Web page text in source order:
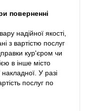
поверненні
надійної якості,
з вартістю послуг
кур'єром чи
в інше місто
У разі
послуг по